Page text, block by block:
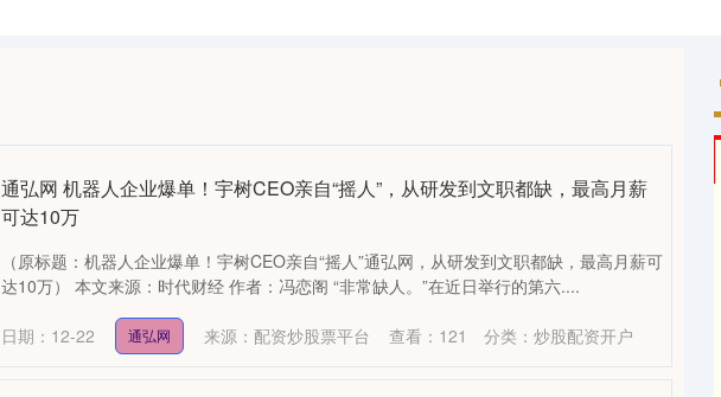
通弘网 机器人企业爆单！宇树CEO亲自“摇人”，从研发到文职都缺，最高月薪
可达10万
（原标题：机器人企业爆单！宇树CEO亲自“摇人”通弘网，从研发到文职都缺，最高月薪可
达10万） 本文来源：时代财经 作者：冯恋阁 “非常缺人。”在近日举行的第六....
日期：12-22 通弘网 来源：配资炒股票平台 查看： 121 分类：炒股配资开户